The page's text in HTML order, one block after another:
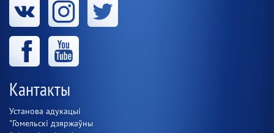
Кантакты
Установа адукацыі
"Гомельскі дзяржаўны